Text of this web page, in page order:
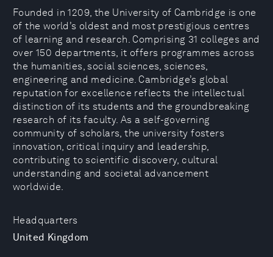
Headquarters
United Kingdom
Founded in 1209, the University of Cambridge is one
of the world’s oldest and most prestigious centres
of learning and research. Comprising 31 colleges and
over 150 departments, it offers programmes across
the humanities, social sciences, sciences,
engineering and medicine. Cambridge’s global
reputation for excellence reflects the intellectual
distinction of its students and the groundbreaking
research of its faculty. As a self-governing
community of scholars, the university fosters
innovation, critical inquiry and leadership,
contributing to scientific discovery, cultural
understanding and societal advancement
worldwide.